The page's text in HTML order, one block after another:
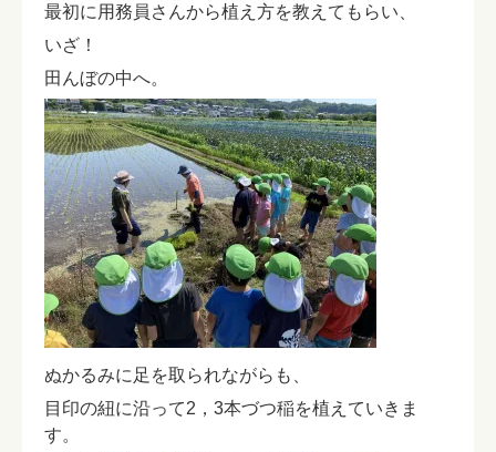
最初に用務員さんから植え方を教えてもらい、
いざ！
田んぼの中へ。
ぬかるみに足を取られながらも、
目印の紐に沿って2，3本づつ稲を植えていきま
す。